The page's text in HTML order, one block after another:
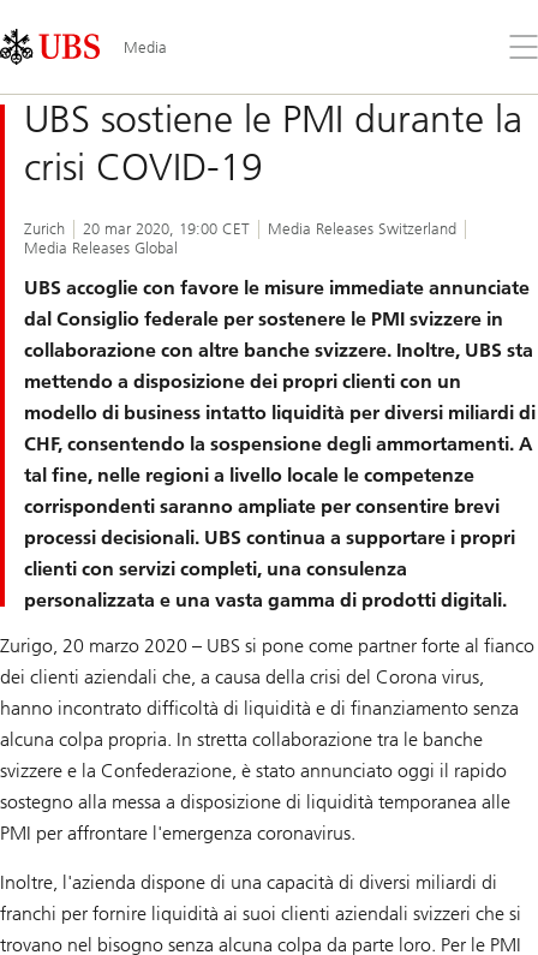
Links
Area
Media
il
UBS sostiene le PMI durante la
crisi COVID-19
Zurich 20 mar 2020, 19:00 CET
Media Releases Switzerland
Media Releases Global
UBS accoglie con favore le misure immediate annunciate
dal Consiglio federale per sostenere le PMI svizzere in
collaborazione con altre banche svizzere. Inoltre, UBS sta
mettendo a disposizione dei propri clienti con un
modello di business intatto liquidità per diversi miliardi di
CHF, consentendo la sospensione degli ammortamenti. A
tal fine, nelle regioni a livello locale le competenze
corrispondenti saranno ampliate per consentire brevi
processi decisionali. UBS continua a supportare i propri
clienti con servizi completi, una consulenza
personalizzata e una vasta gamma di prodotti digitali.
Zurigo, 20 marzo 2020 – UBS si pone come partner forte al fianco
dei clienti aziendali che, a causa della crisi del Corona virus,
hanno incontrato difficoltà di liquidità e di finanziamento senza
alcuna colpa propria. In stretta collaborazione tra le banche
svizzere e la Confederazione, è stato annunciato oggi il rapido
sostegno alla messa a disposizione di liquidità temporanea alle
PMI per affrontare l'emergenza coronavirus.
Inoltre, l'azienda dispone di una capacità di diversi miliardi di
franchi per fornire liquidità ai suoi clienti aziendali svizzeri che si
trovano nel bisogno senza alcuna colpa da parte loro. Per le PMI